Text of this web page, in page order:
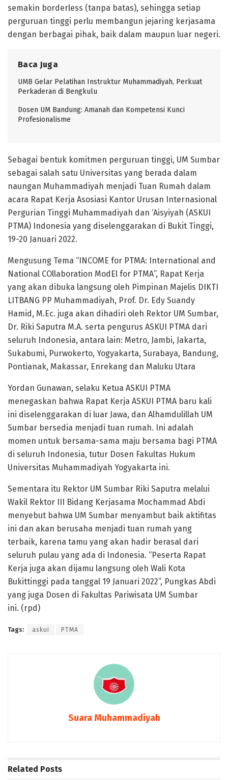
semakin borderless (tanpa batas), sehingga setiap
perguruan tinggi perlu membangun jejaring kerjasama
dengan berbagai pihak, baik dalam maupun luar negeri.
Baca Juga
UMB Gelar Pelatihan Instruktur Muhammadiyah, Perkuat
Perkaderan di Bengkulu
Dosen UM Bandung: Amanah dan Kompetensi Kunci
Profesionalisme
Sebagai bentuk komitmen perguruan tinggi, UM Sumbar
sebagai salah satu Universitas yang berada dalam
naungan Muhammadiyah menjadi Tuan Rumah dalam
acara Rapat Kerja Asosiasi Kantor Urusan Internasional
Pergurian Tinggi Muhammadiyah dan ‘Aisyiyah (ASKUI
PTMA) Indonesia yang diselenggarakan di Bukit Tinggi,
19-20 Januari 2022.
Mengusung Tema “INCOME for PTMA: International and
National COllaboration ModEl for PTMA”, Rapat Kerja
yang akan dibuka langsung oleh Pimpinan Majelis DIKTI
LITBANG PP Muhammadiyah, Prof. Dr. Edy Suandy
Hamid, M.Ec. juga akan dihadiri oleh Rektor UM Sumbar,
Dr. Riki Saputra M.A. serta pengurus ASKUI PTMA dari
seluruh Indonesia, antara lain: Metro, Jambi, Jakarta,
Sukabumi, Purwokerto, Yogyakarta, Surabaya, Bandung,
Pontianak, Makassar, Enrekang dan Maluku Utara
Yordan Gunawan, selaku Ketua ASKUI PTMA
menegaskan bahwa Rapat Kerja ASKUI PTMA baru kali
ini diselenggarakan di luar Jawa, dan Alhamdulillah UM
Sumbar bersedia menjadi tuan rumah. Ini adalah
momen untuk bersama-sama maju bersama bagi PTMA
di seluruh Indonesia, tutur Dosen Fakultas Hukum
Universitas Muhammadiyah Yogyakarta ini.
Sementara itu Rektor UM Sumbar Riki Saputra melalui
Wakil Rektor III Bidang Kerjasama Mochammad Abdi
menyebut bahwa UM Sumbar menyambut baik aktifitas
ini dan akan berusaha menjadi tuan rumah yang
terbaik, karena tamu yang akan hadir berasal dari
seluruh pulau yang ada di Indonesia. “Peserta Rapat
Kerja juga akan dijamu langsung oleh Wali Kota
Bukittinggi pada tanggal 19 Januari 2022”, Pungkas Abdi
yang juga Dosen di Fakultas Pariwisata UM Sumbar
ini. (rpd)
Tags: askui PTMA
Suara Muhammadiyah
Related Posts